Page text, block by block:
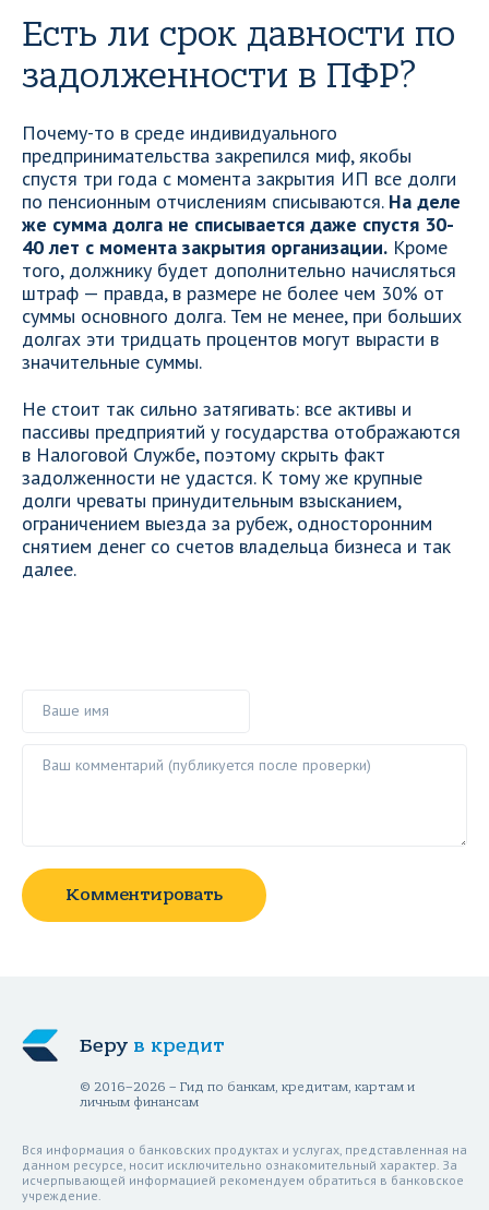
Есть ли срок давности по
задолженности в ПФР?
Почему-то в среде индивидуального
предпринимательства закрепился миф, якобы
спустя три года с момента закрытия ИП все долги
по пенсионным отчислениям списываются. На деле
же сумма долга не списывается даже спустя 30-
40 лет с момента закрытия организации. Кроме
того, должнику будет дополнительно начисляться
штраф — правда, в размере не более чем 30% от
суммы основного долга. Тем не менее, при больших
долгах эти тридцать процентов могут вырасти в
значительные суммы.
Не стоит так сильно затягивать: все активы и
пассивы предприятий у государства отображаются
в Налоговой Службе, поэтому скрыть факт
задолженности не удастся. К тому же крупные
долги чреваты принудительным взысканием,
ограничением выезда за рубеж, односторонним
снятием денег со счетов владельца бизнеса и так
далее.
Комментировать
Беру в кредит
© 2016–2026 – Гид по банкам, кредитам, картам и
личным финансам
Вся информация о банковских продуктах и услугах, представленная на
данном ресурсе, носит исключительно ознакомительный характер. За
исчерпывающей информацией рекомендуем обратиться в банковское
учреждение.